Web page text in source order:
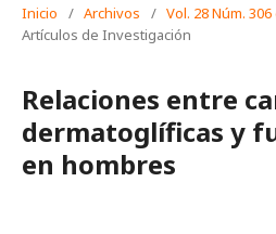
Inicio / Archivos / Vol. 28 Núm. 306
Artículos de Investigación
Relaciones entre
dermatoglíficas y
en hombres